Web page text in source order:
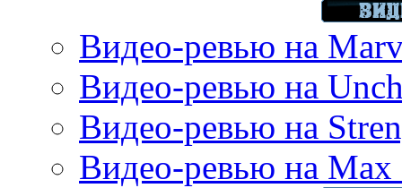
Видео-ревью на
Видео-ревью на
Видео-ревью на
Видео-ревью на Max